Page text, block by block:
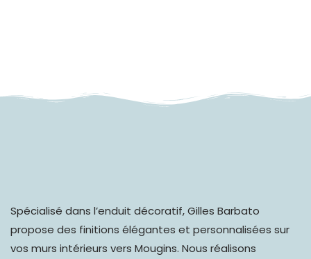
Spécialisé dans l’enduit décoratif, Gilles Barbato
propose des finitions élégantes et personnalisées sur
vos murs intérieurs vers Mougins. Nous réalisons